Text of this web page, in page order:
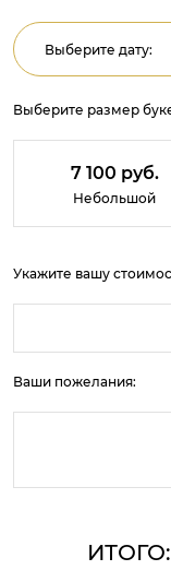
Выберите дату:
Выберите размер
7 100 руб.
Небольшой
Укажите вашу
Ваши пожелания:
ИТОГО: